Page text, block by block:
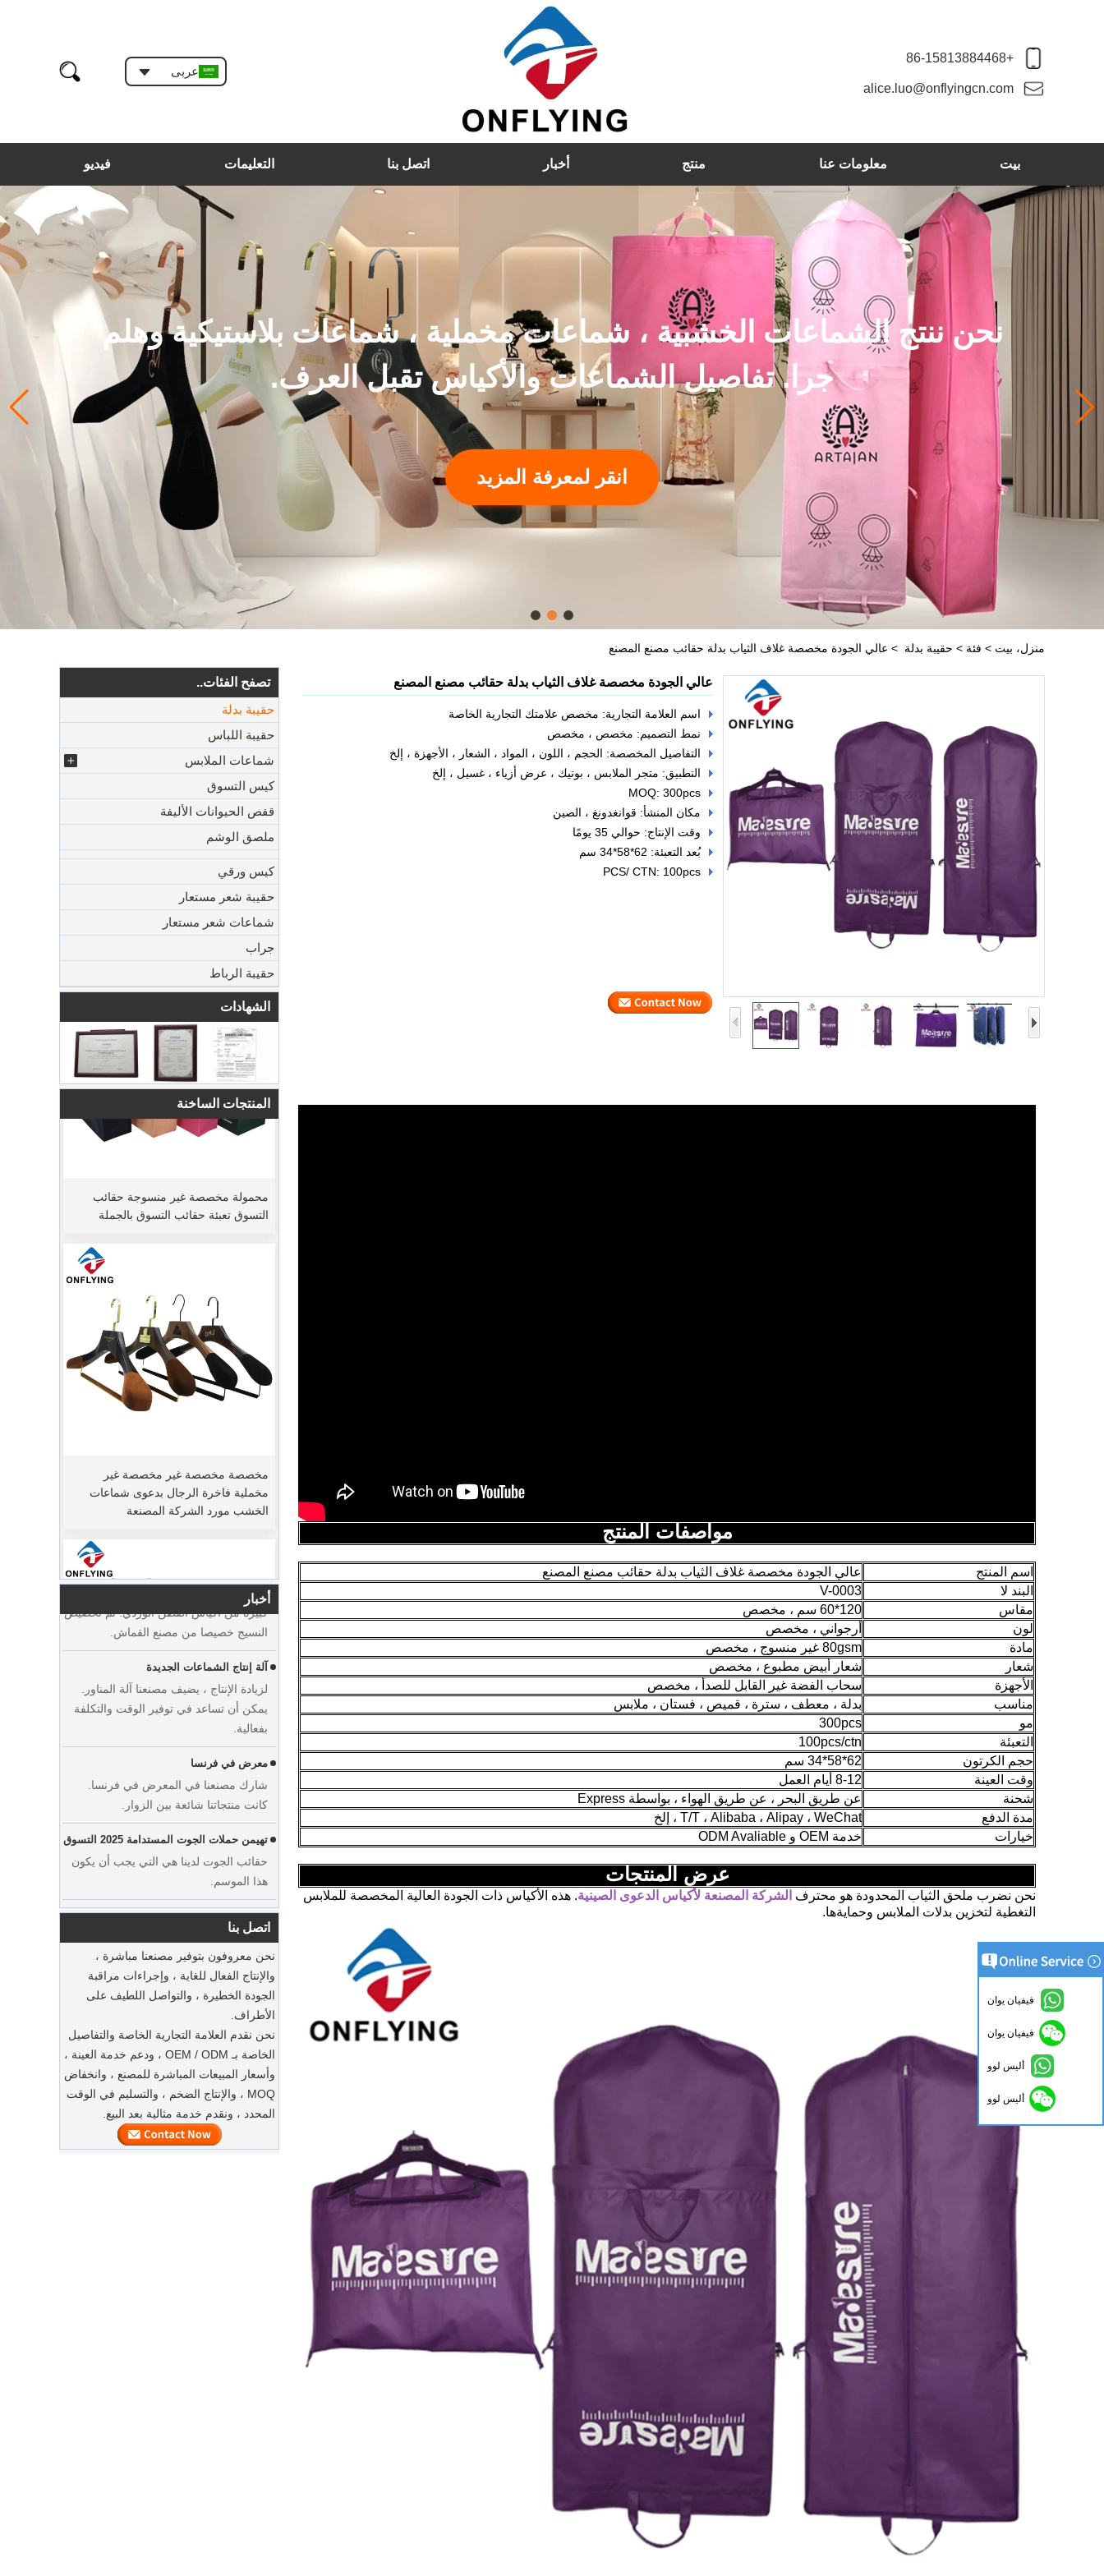
+86-15813884468
alice.luo@onflyingcn.com
عربى
بيت معلومات عنا منتج أخبار اتصل بنا التعليمات فيديو
نحن ننتج الشماعات الخشبية ، شماعات مخملية ، شماعات بلاستيكية وهلم
جرا. تفاصيل الشماعات والأكياس تقبل العرف.
انقر لمعرفة المزيد
منزل، بيت > فئة > حقيبة بدلة > عالي الجودة مخصصة غلاف الثياب بدلة حقائب مصنع المصنع
تصفح الفئات..
حقيبة بدلة
حقيبة اللباس
شماعات الملابس
كيس التسوق
قفص الحيوانات الأليفة
ملصق الوشم
كيس ورقي
حقيبة شعر مستعار
شماعات شعر مستعار
جراب
حقيبة الرباط
الشهادات
المنتجات الساخنة
التسوق تعبئة حقائب التسوق بالجملة
مخملية فاخرة الرجال بدعوى شماعات
الخشب مورد الشركة المصنعة
عرض مخصص فستان الزفاف في مخملية
شماعات المصنعة مورد الشركة المصنعة
مورد مصنع غبار القطن الطبيعية الفاخرة
المخصصة
أخبار
يوم عيد الميلاد قادم. قدم العديد من العملاء
الطلبات وخططوا للبدء في العطلة. المصنع
يسرع الإنتاج لإنهاء البضائع بعد عطلة.
طلب العميل من الولايات المتحدة كميات
كبيرة من أكياس القطن الوردي. تم تخصيص
النسيج خصيصا من مصنع القماش.
لزيادة الإنتاج ، يضيف مصنعنا آلة المناور.
يمكن أن تساعد في توفير الوقت والتكلفة
بفعالية.
شارك مصنعنا في المعرض في فرنسا.
كانت منتجاتنا شائعة بين الزوار.
حقائب الجوت لدينا هي التي يجب أن يكون
هذا الموسم.
يمكن أن يقدم مصنعنا أكياس بدلة ملابس
مخصصة مخصصة
شماعات بدلة خشبية مستدامة
شماعات مخملية مخصصة للملابس
يمكن أن تقدم مصنعنا شماعات مخملية
مخصصة مخصصة.
السلع السائبة من الشماعات الخشبية
كمية كبيرة من الشماعات الخشبية على
وشك الانتهاء. إنه شماعات بدلة خشبية مع
مخمل غير على الكتف ، مع شعار مخصص.
اتصل بنا
نحن معروفون بتوفير مصنعنا مباشرة ،
والإنتاج الفعال للغاية ، وإجراءات مراقبة
الجودة الخطيرة ، والتواصل اللطيف على
الأطراف.
نحن نقدم العلامة التجارية الخاصة والتفاصيل
الخاصة بـ OEM / ODM ، ودعم خدمة العينة ،
وأسعار المبيعات المباشرة للمصنع ، وانخفاض
MOQ ، والإنتاج الضخم ، والتسليم في الوقت
المحدد ، ونقدم خدمة مثالية بعد البيع.
اتصل الآن
عالي الجودة مخصصة غلاف الثياب بدلة حقائب مصنع المصنع
اسم العلامة التجارية: مخصص علامتك التجارية الخاصة
نمط التصميم: مخصص ، مخصص
التفاصيل المخصصة: الحجم ، اللون ، المواد ، الشعار ، الأجهزة ، إلخ
التطبيق: متجر الملابس ، بوتيك ، عرض أزياء ، غسيل ، إلخ
MOQ: 300pcs
مكان المنشأ: قوانغدونغ ، الصين
وقت الإنتاج: حوالي 35 يومًا
بُعد التعبئة: 62*58*34 سم
PCS/ CTN: 100pcs
مواصفات المنتج
اسم المنتج
عالي الجودة مخصصة غلاف الثياب بدلة حقائب مصنع المصنع
البند لا
V-0003
مقاس
120*60 سم ، مخصص
لون
أرجواني ، مخصص
مادة
80gsm غير منسوج ، مخصص
شعار
شعار أبيض مطبوع ، مخصص
الأجهزة
سحاب الفضة غير القابل للصدأ ، مخصص
مناسب
بدلة ، معطف ، سترة ، قميص ، فستان ، ملابس
مو
300pcs
التعبئة
100pcs/ctn
حجم الكرتون
62*58*34 سم
وقت العينة
8-12 أيام العمل
شحنة
عن طريق البحر ، عن طريق الهواء ، بواسطة Express
مدة الدفع
T/T ، Alibaba ، Alipay ، WeChat ، إلخ
خيارات
خدمة OEM و ODM Avaliable
عرض المنتجات
نحن نضرب ملحق الثياب المحدودة هو محترف الشركة المصنعة لأكياس الدعوى الصينية. هذه الأكياس ذات الجودة العالية المخصصة للملابس
التغطية لتخزين بدلات الملابس وحمايةها.
فيفيان يوان
فيفيان يوان
أليس لوو
أليس لوو